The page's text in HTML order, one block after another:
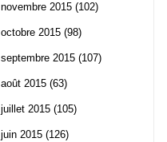
novembre 2015 (102)
octobre 2015 (98)
septembre 2015 (107)
août 2015 (63)
juillet 2015 (105)
juin 2015 (126)